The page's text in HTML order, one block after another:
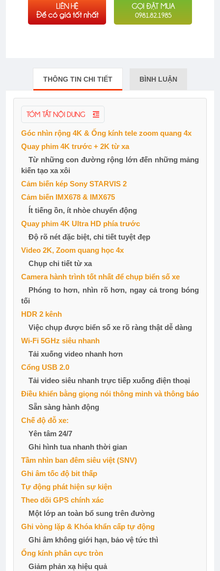
LIÊN HỆ
Để có giá tốt nhất
GỌI ĐẶT MUA
0981.82.1985
THÔNG TIN CHI TIẾT BÌNH LUẬN
TÓM TẮT NỘI DUNG
Góc nhìn rộng 4K & Ống kính tele zoom quang 4x
Quay phim 4K trước + 2K từ xa
Từ những con đường rộng lớn đến những mảng
kiến tạo xa xôi
Cảm biến kép Sony STARVIS 2
Cảm biến IMX678 & IMX675
Ít tiếng ồn, ít nhòe chuyển động
Quay phim 4K Ultra HD phía trước
Độ rõ nét đặc biệt, chi tiết tuyệt đẹp
Video 2K, Zoom quang học 4x
Chụp chi tiết từ xa
Camera hành trình tốt nhất để chụp biển số xe
Phóng to hơn, nhìn rõ hơn, ngay cả trong bóng
tối
HDR 2 kênh
Việc chụp được biển số xe rõ ràng thật dễ dàng
Wi-Fi 5GHz siêu nhanh
Tải xuống video nhanh hơn
Cổng USB 2.0
Tải video siêu nhanh trực tiếp xuống điện thoại
Điều khiển bằng giọng nói thông minh và thông báo
Sẵn sàng hành động
Chế độ đỗ xe:
Yên tâm 24/7
Ghi hình tua nhanh thời gian
Tầm nhìn ban đêm siêu việt (SNV)
Ghi âm tốc độ bit thấp
Tự động phát hiện sự kiện
Theo dõi GPS chính xác
Một lớp an toàn bổ sung trên đường
Ghi vòng lặp & Khóa khẩn cấp tự động
Ghi âm không giới hạn, bảo vệ tức thì
Ống kính phân cực tròn
Giảm phản xạ hiệu quả